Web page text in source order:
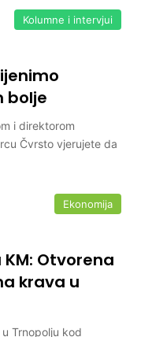
Kolumne i intervjui
bolje
i direktorom
Čvrsto vjerujete da
Ekonomija
Otvorena
krava u
Trnopolju kod